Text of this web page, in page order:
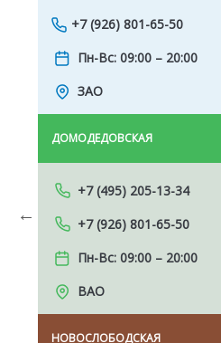
Previous
+7 (926) 801-65-50
Пн-Вс: 09:00 – 20:00
ЗАО
ДОМОДЕДОВСКАЯ
+7 (495) 205-13-34
+7 (926) 801-65-50
Пн-Вс: 09:00 – 20:00
ВАО
НОВОСЛОБОДСКАЯ